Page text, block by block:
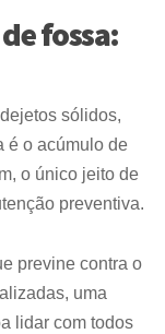
fossa:
sólidos,
é o acúmulo de
o único jeito de
preventiva.
previne contra o
uma
lidar com todos